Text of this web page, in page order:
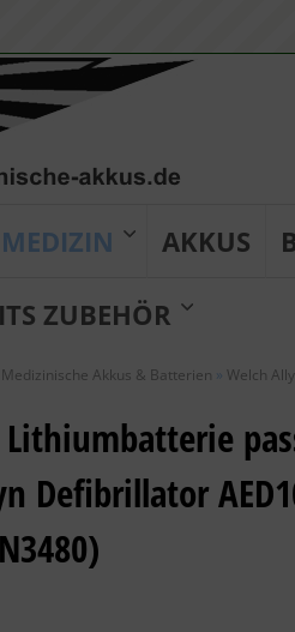
MEDIZIN AKKUS
ZUBEHÖR
Medizinische Akkus & Batterien » Welch
Lithiumbatterie
Defibrillator